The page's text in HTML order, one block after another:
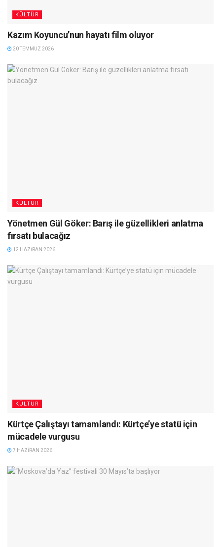
KÜLTÜR
Kazım Koyuncu’nun hayatı film oluyor
20 TEMMUZ 2026
KÜLTÜR
Yönetmen Gül Göker: Barış ile güzellikleri anlatma
fırsatı bulacağız
12 HAZIRAN 2026
KÜLTÜR
Kürtçe Çalıştayı tamamlandı: Kürtçe’ye statü için
mücadele vurgusu
7 HAZIRAN 2026